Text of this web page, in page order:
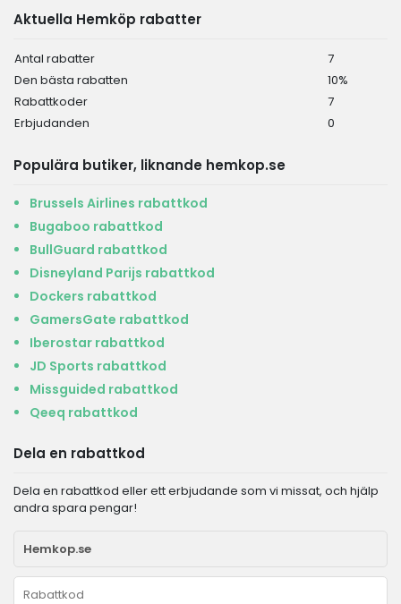
Aktuella Hemköp rabatter
Antal rabatter
7
Den bästa rabatten
10%
Rabattkoder
7
Erbjudanden
0
Populära butiker, liknande hemkop.se
Brussels Airlines rabattkod
Bugaboo rabattkod
BullGuard rabattkod
Disneyland Parijs rabattkod
Dockers rabattkod
GamersGate rabattkod
Iberostar rabattkod
JD Sports rabattkod
Missguided rabattkod
Qeeq rabattkod
Dela en rabattkod
Dela en rabattkod eller ett erbjudande som vi missat, och hjälp
andra spara pengar!